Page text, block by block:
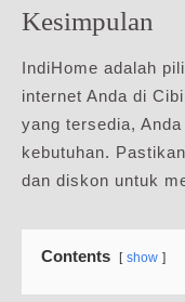
Kesimpulan
IndiHome adalah
internet Anda di
yang tersedia,
kebutuhan.
dan diskon untuk
Contents show